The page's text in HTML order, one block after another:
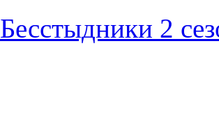
Бесстыдники 2